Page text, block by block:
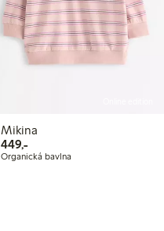
Mikina
449,-449,00 Kč
Organická bavlna